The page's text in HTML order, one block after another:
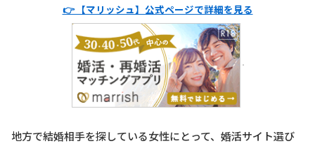
👉 【マリッシュ】公式ページで詳細を見る
地方で結婚相手を探している女性にとって、婚活サイト選び